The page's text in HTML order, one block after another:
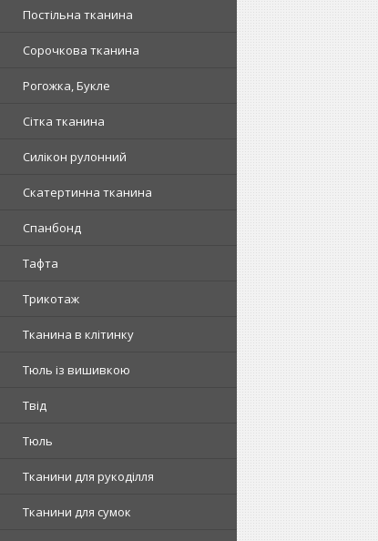
Постільна тканина
Сорочкова тканина
Рогожка, Букле
Сітка тканина
Силікон рулонний
Скатертинна тканина
Спанбонд
Тафта
Трикотаж
Тканина в клітинку
Тюль із вишивкою
Твід
Тюль
Тканини для рукоділля
Тканини для сумок